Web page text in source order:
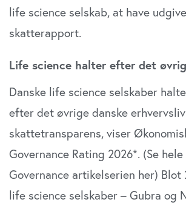
life science selskab, at have
skatterapport.
Life science halter efter det
Danske life science selskaber
efter det øvrige danske
skattetransparens, viser
Governance Rating 2026*. (Se hele
Governance artikelserien her) Blot
life science selskaber – Gubra og